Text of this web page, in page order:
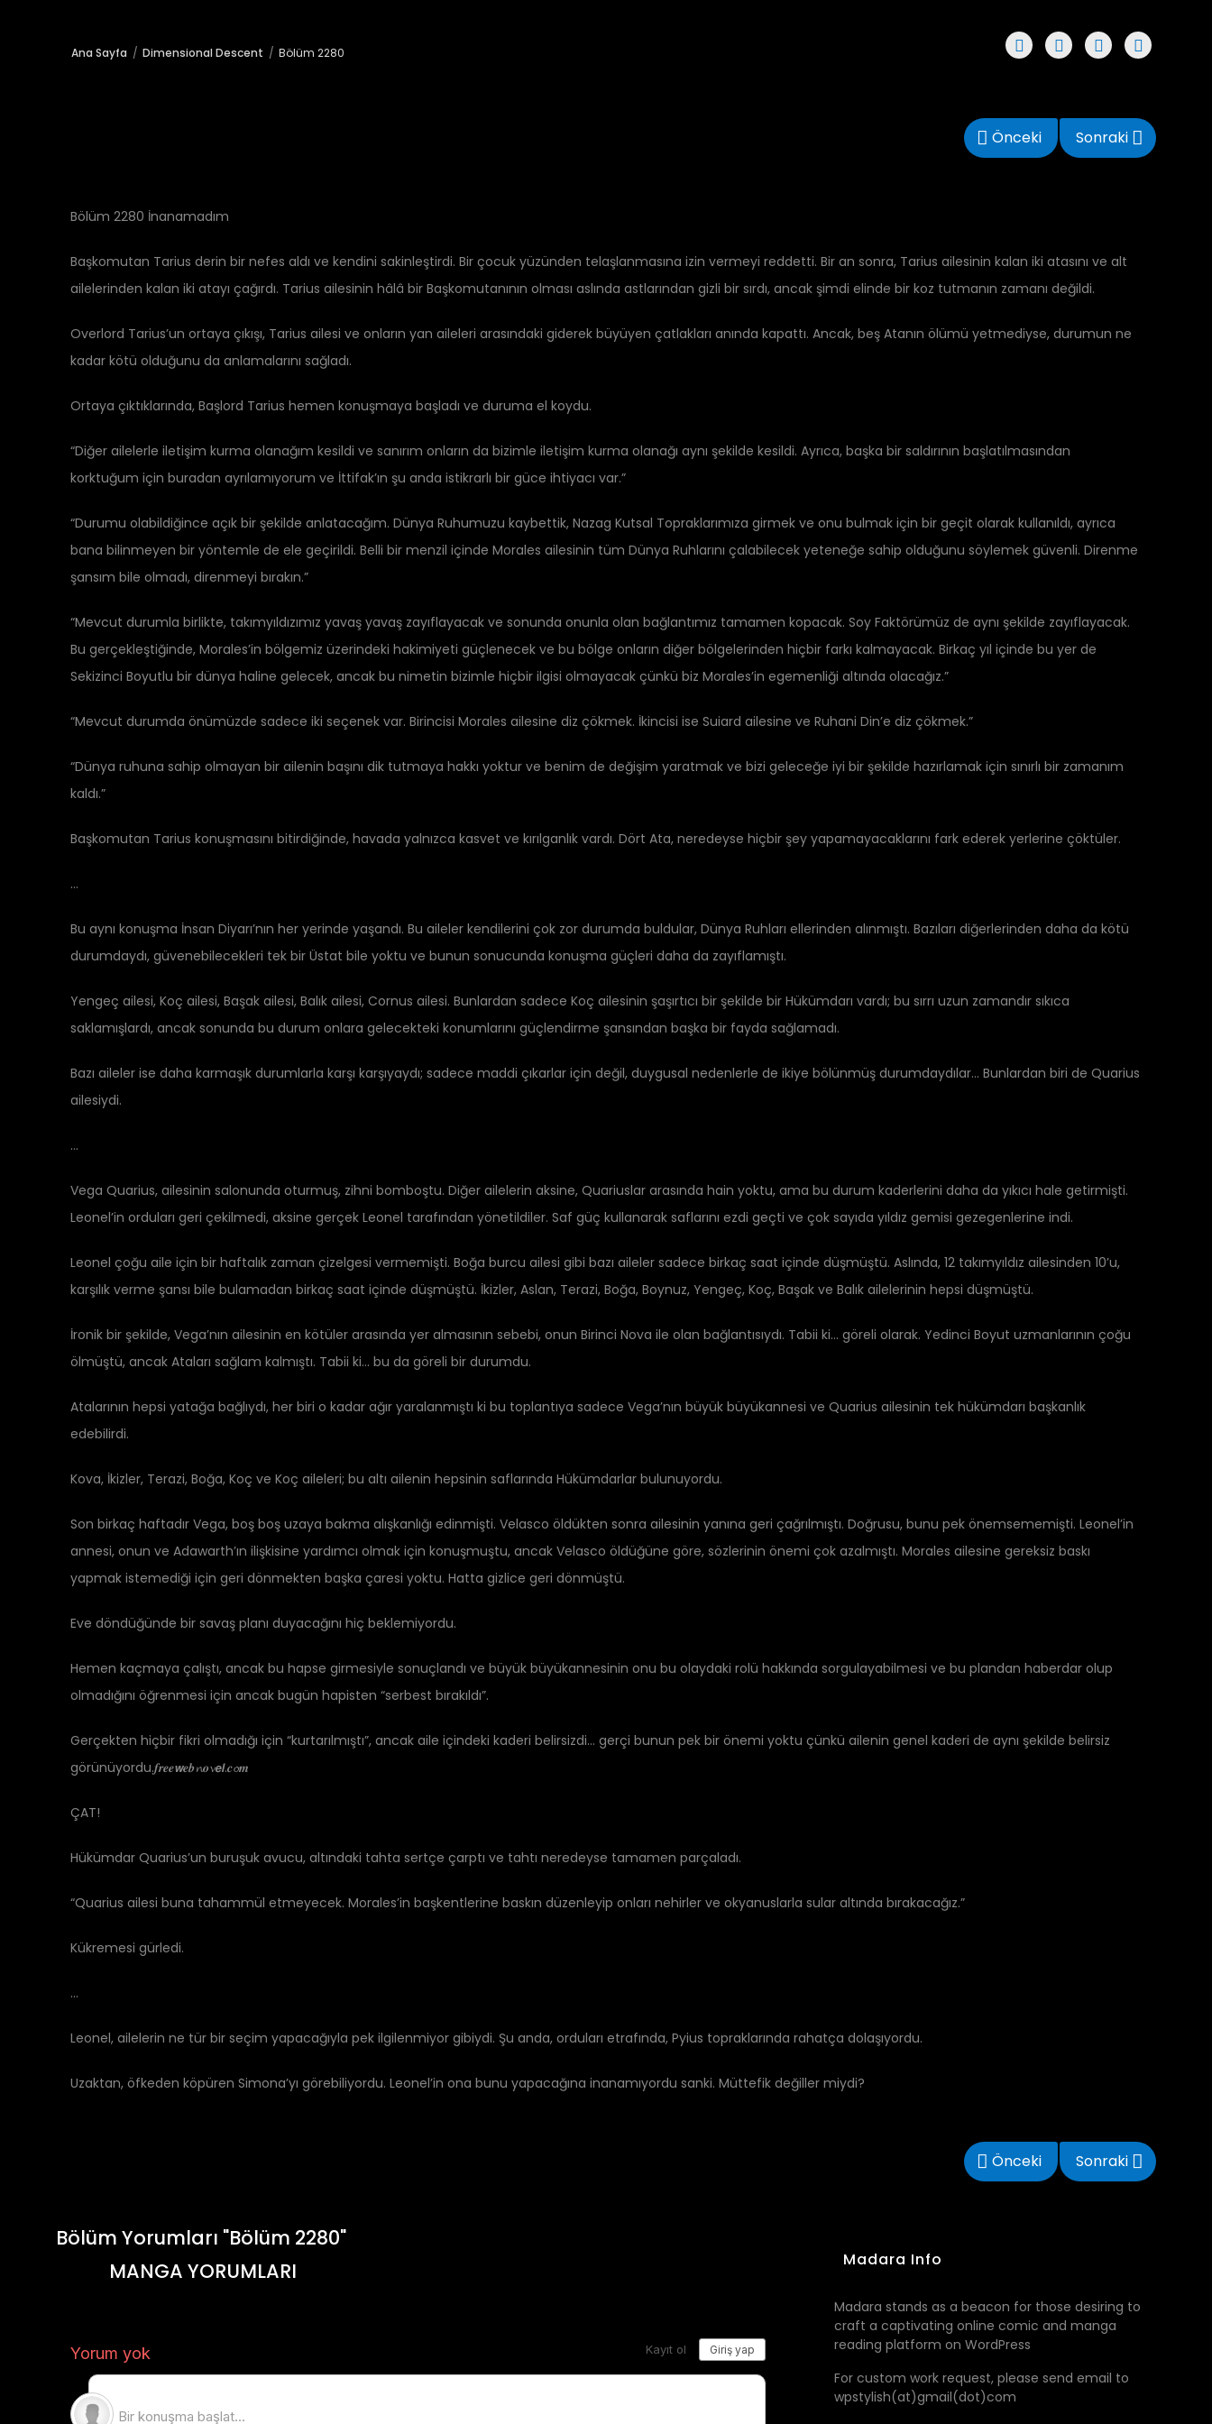
Ana Sayfa Dimensional Descent Bölüm 2280
Önceki Sonraki
Bölüm 2280 İnanamadım
Başkomutan Tarius derin bir nefes aldı ve kendini sakinleştirdi. Bir çocuk yüzünden telaşlanmasına izin vermeyi reddetti. Bir an sonra, Tarius ailesinin kalan iki atasını ve alt
ailelerinden kalan iki atayı çağırdı. Tarius ailesinin hâlâ bir Başkomutanının olması aslında astlarından gizli bir sırdı, ancak şimdi elinde bir koz tutmanın zamanı değildi.
Overlord Tarius’un ortaya çıkışı, Tarius ailesi ve onların yan aileleri arasındaki giderek büyüyen çatlakları anında kapattı. Ancak, beş Atanın ölümü yetmediyse, durumun ne
kadar kötü olduğunu da anlamalarını sağladı.
Ortaya çıktıklarında, Başlord Tarius hemen konuşmaya başladı ve duruma el koydu.
“Diğer ailelerle iletişim kurma olanağım kesildi ve sanırım onların da bizimle iletişim kurma olanağı aynı şekilde kesildi. Ayrıca, başka bir saldırının başlatılmasından
korktuğum için buradan ayrılamıyorum ve İttifak’ın şu anda istikrarlı bir güce ihtiyacı var.”
“Durumu olabildiğince açık bir şekilde anlatacağım. Dünya Ruhumuzu kaybettik, Nazag Kutsal Topraklarımıza girmek ve onu bulmak için bir geçit olarak kullanıldı, ayrıca
bana bilinmeyen bir yöntemle de ele geçirildi. Belli bir menzil içinde Morales ailesinin tüm Dünya Ruhlarını çalabilecek yeteneğe sahip olduğunu söylemek güvenli. Direnme
şansım bile olmadı, direnmeyi bırakın.”
“Mevcut durumla birlikte, takımyıldızımız yavaş yavaş zayıflayacak ve sonunda onunla olan bağlantımız tamamen kopacak. Soy Faktörümüz de aynı şekilde zayıflayacak.
Bu gerçekleştiğinde, Morales’in bölgemiz üzerindeki hakimiyeti güçlenecek ve bu bölge onların diğer bölgelerinden hiçbir farkı kalmayacak. Birkaç yıl içinde bu yer de
Sekizinci Boyutlu bir dünya haline gelecek, ancak bu nimetin bizimle hiçbir ilgisi olmayacak çünkü biz Morales’in egemenliği altında olacağız.”
“Mevcut durumda önümüzde sadece iki seçenek var. Birincisi Morales ailesine diz çökmek. İkincisi ise Suiard ailesine ve Ruhani Din’e diz çökmek.”
“Dünya ruhuna sahip olmayan bir ailenin başını dik tutmaya hakkı yoktur ve benim de değişim yaratmak ve bizi geleceğe iyi bir şekilde hazırlamak için sınırlı bir zamanım
kaldı.”
Başkomutan Tarius konuşmasını bitirdiğinde, havada yalnızca kasvet ve kırılganlık vardı. Dört Ata, neredeyse hiçbir şey yapamayacaklarını fark ederek yerlerine çöktüler.
…
Bu aynı konuşma İnsan Diyarı’nın her yerinde yaşandı. Bu aileler kendilerini çok zor durumda buldular, Dünya Ruhları ellerinden alınmıştı. Bazıları diğerlerinden daha da kötü
durumdaydı, güvenebilecekleri tek bir Üstat bile yoktu ve bunun sonucunda konuşma güçleri daha da zayıflamıştı.
Yengeç ailesi, Koç ailesi, Başak ailesi, Balık ailesi, Cornus ailesi. Bunlardan sadece Koç ailesinin şaşırtıcı bir şekilde bir Hükümdarı vardı; bu sırrı uzun zamandır sıkıca
saklamışlardı, ancak sonunda bu durum onlara gelecekteki konumlarını güçlendirme şansından başka bir fayda sağlamadı.
Bazı aileler ise daha karmaşık durumlarla karşı karşıyaydı; sadece maddi çıkarlar için değil, duygusal nedenlerle de ikiye bölünmüş durumdaydılar… Bunlardan biri de Quarius
ailesiydi.
…
Vega Quarius, ailesinin salonunda oturmuş, zihni bomboştu. Diğer ailelerin aksine, Quariuslar arasında hain yoktu, ama bu durum kaderlerini daha da yıkıcı hale getirmişti.
Leonel’in orduları geri çekilmedi, aksine gerçek Leonel tarafından yönetildiler. Saf güç kullanarak saflarını ezdi geçti ve çok sayıda yıldız gemisi gezegenlerine indi.
Leonel çoğu aile için bir haftalık zaman çizelgesi vermemişti. Boğa burcu ailesi gibi bazı aileler sadece birkaç saat içinde düşmüştü. Aslında, 12 takımyıldız ailesinden 10’u,
karşılık verme şansı bile bulamadan birkaç saat içinde düşmüştü. İkizler, Aslan, Terazi, Boğa, Boynuz, Yengeç, Koç, Başak ve Balık ailelerinin hepsi düşmüştü.
İronik bir şekilde, Vega’nın ailesinin en kötüler arasında yer almasının sebebi, onun Birinci Nova ile olan bağlantısıydı. Tabii ki… göreli olarak. Yedinci Boyut uzmanlarının çoğu
ölmüştü, ancak Ataları sağlam kalmıştı. Tabii ki… bu da göreli bir durumdu.
Atalarının hepsi yatağa bağlıydı, her biri o kadar ağır yaralanmıştı ki bu toplantıya sadece Vega’nın büyük büyükannesi ve Quarius ailesinin tek hükümdarı başkanlık
edebilirdi.
Kova, İkizler, Terazi, Boğa, Koç ve Koç aileleri; bu altı ailenin hepsinin saflarında Hükümdarlar bulunuyordu.
Son birkaç haftadır Vega, boş boş uzaya bakma alışkanlığı edinmişti. Velasco öldükten sonra ailesinin yanına geri çağrılmıştı. Doğrusu, bunu pek önemsememişti. Leonel’in
annesi, onun ve Adawarth’ın ilişkisine yardımcı olmak için konuşmuştu, ancak Velasco öldüğüne göre, sözlerinin önemi çok azalmıştı. Morales ailesine gereksiz baskı
yapmak istemediği için geri dönmekten başka çaresi yoktu. Hatta gizlice geri dönmüştü.
Eve döndüğünde bir savaş planı duyacağını hiç beklemiyordu.
Hemen kaçmaya çalıştı, ancak bu hapse girmesiyle sonuçlandı ve büyük büyükannesinin onu bu olaydaki rolü hakkında sorgulayabilmesi ve bu plandan haberdar olup
olmadığını öğrenmesi için ancak bugün hapisten “serbest bırakıldı”.
Gerçekten hiçbir fikri olmadığı için “kurtarılmıştı”, ancak aile içindeki kaderi belirsizdi… gerçi bunun pek bir önemi yoktu çünkü ailenin genel kaderi de aynı şekilde belirsiz
görünüyordu.𝒇𝒓𝒆𝒆𝙬𝒆𝒃𝓷𝒐𝓿𝙚𝙡.𝒄𝓸𝒎
ÇAT!
Hükümdar Quarius’un buruşuk avucu, altındaki tahta sertçe çarptı ve tahtı neredeyse tamamen parçaladı.
“Quarius ailesi buna tahammül etmeyecek. Morales’in başkentlerine baskın düzenleyip onları nehirler ve okyanuslarla sular altında bırakacağız.”
Kükremesi gürledi.
…
Leonel, ailelerin ne tür bir seçim yapacağıyla pek ilgilenmiyor gibiydi. Şu anda, orduları etrafında, Pyius topraklarında rahatça dolaşıyordu.
Uzaktan, öfkeden köpüren Simona’yı görebiliyordu. Leonel’in ona bunu yapacağına inanamıyordu sanki. Müttefik değiller miydi?
Önceki Sonraki
Bölüm Yorumları "Bölüm 2280"
MANGA YORUMLARI
Madara Info
Madara stands as a beacon for those desiring to
craft a captivating online comic and manga
reading platform on WordPress
For custom work request, please send email to
wpstylish(at)gmail(dot)com